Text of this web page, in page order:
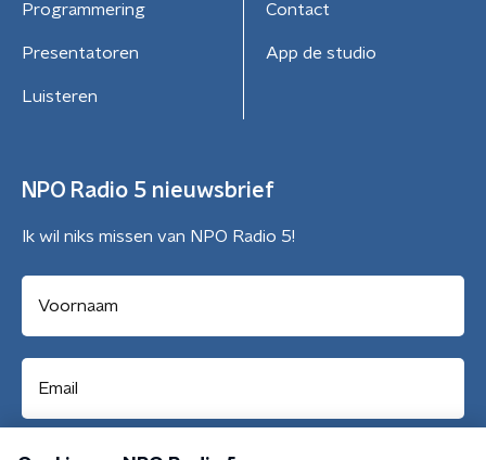
Programmering
Presentatoren
Luisteren
Contact
App de studio
NPO Radio 5 nieuwsbrief
Ik wil niks missen van NPO Radio 5!